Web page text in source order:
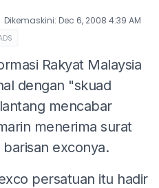
Dikemaskini: Dec 6, 2008 4:39 AM
Rakyat Malaysia
dengan "skuad
mencabar
menerima surat
exconya.
persatuan itu hadir